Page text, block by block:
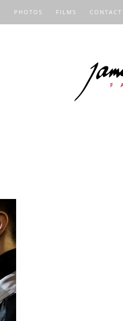
PHOTOS FILMS CONTACT